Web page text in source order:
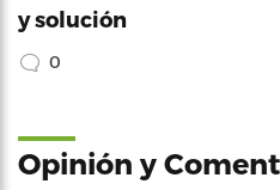
y solución
0
Opinión y